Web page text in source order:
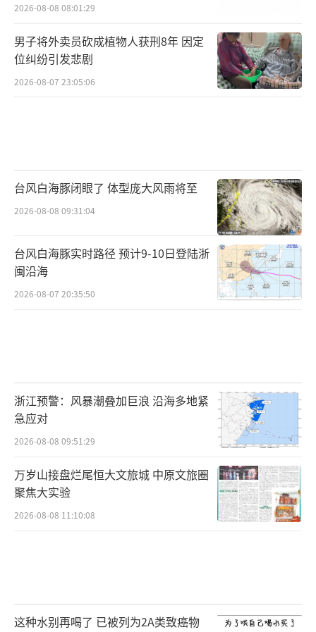
2026-08-08 08:01:29
男子将外卖员砍成植物人获刑8年 因定
位纠纷引发悲剧
2026-08-07 23:05:06
台风白海豚闭眼了 体型庞大风雨将至
2026-08-08 09:31:04
台风白海豚实时路径 预计9-10日登陆浙
闽沿海
2026-08-07 20:35:50
浙江预警：风暴潮叠加巨浪 沿海多地紧
急应对
2026-08-08 09:51:29
万岁山接盘烂尾恒大文旅城 中原文旅圈
聚焦大实验
2026-08-08 11:10:08
这种水别再喝了 已被列为2A类致癌物